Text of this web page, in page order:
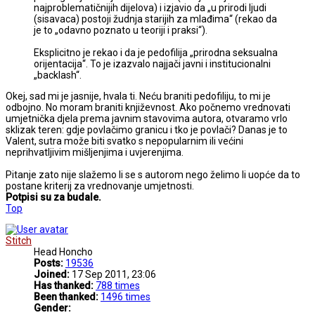
najproblematičnijih dijelova) i izjavio da „u prirodi ljudi
(sisavaca) postoji žudnja starijih za mlađima“ (rekao da
je to „odavno poznato u teoriji i praksi“).
Eksplicitno je rekao i da je pedofilija „prirodna seksualna
orijentacija“. To je izazvalo najjači javni i institucionalni
„backlash“.
Okej, sad mi je jasnije, hvala ti. Neću braniti pedofiliju, to mi je
odbojno. No moram braniti književnost. Ako počnemo vrednovati
umjetnička djela prema javnim stavovima autora, otvaramo vrlo
sklizak teren: gdje povlačimo granicu i tko je povlači? Danas je to
Valent, sutra može biti svatko s nepopularnim ili većini
neprihvatljivim mišljenjima i uvjerenjima.
Pitanje zato nije slažemo li se s autorom nego želimo li uopće da to
postane kriterij za vrednovanje umjetnosti.
Potpisi su za budale.
Top
Stitch
Head Honcho
Posts: 19536
Joined: 17 Sep 2011, 23:06
Has thanked: 788 times
Been thanked: 1496 times
Gender: